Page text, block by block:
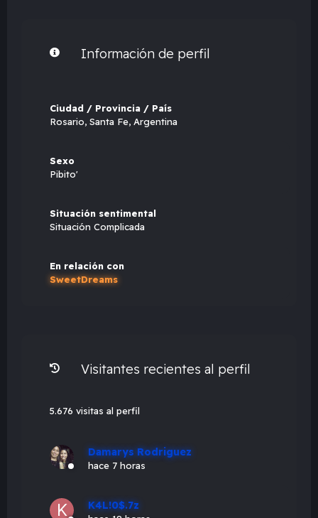
Información de perfil
Ciudad / Provincia / País
Rosario, Santa Fe, Argentina
Sexo
Pibito'
Situación sentimental
Situación Complicada
En relación con
SweetDreams
Visitantes recientes al perfil
5.676 visitas al perfil
Damarys Rodriguez
hace 7 horas
K4L!0$.7z